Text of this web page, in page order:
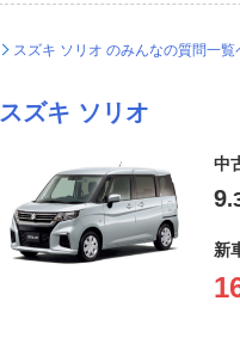
スズキ ソリオ のみんなの質問一覧
スズキ ソリオ
中
9
新